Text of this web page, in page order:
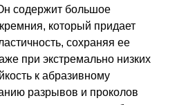
содержит большое
который придает
сохраняя ее
при экстремально низких
к абразивному
разрывов и проколов